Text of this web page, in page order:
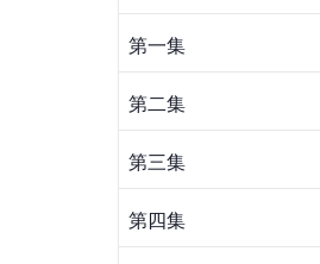
第一集
第二集
第三集
第四集